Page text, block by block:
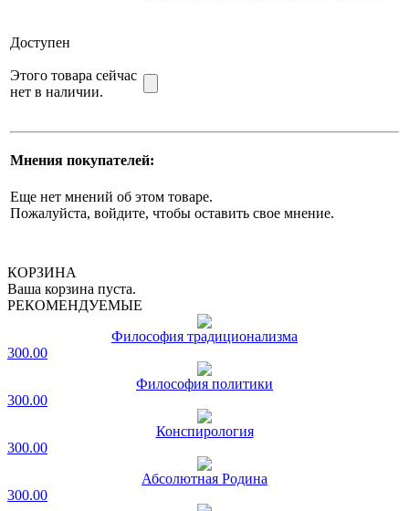
Доступен
Этого товара сейчас
нет в наличии.
Мнения покупателей:
Еще нет мнений об этом товаре.
Пожалуйста, войдите, чтобы оставить свое мнение.
КОРЗИНА
Ваша корзина пуста.
РЕКОМЕНДУЕМЫЕ
Философия традиционализма
300.00
Философия политики
300.00
Конспирология
300.00
Абсолютная Родина
300.00